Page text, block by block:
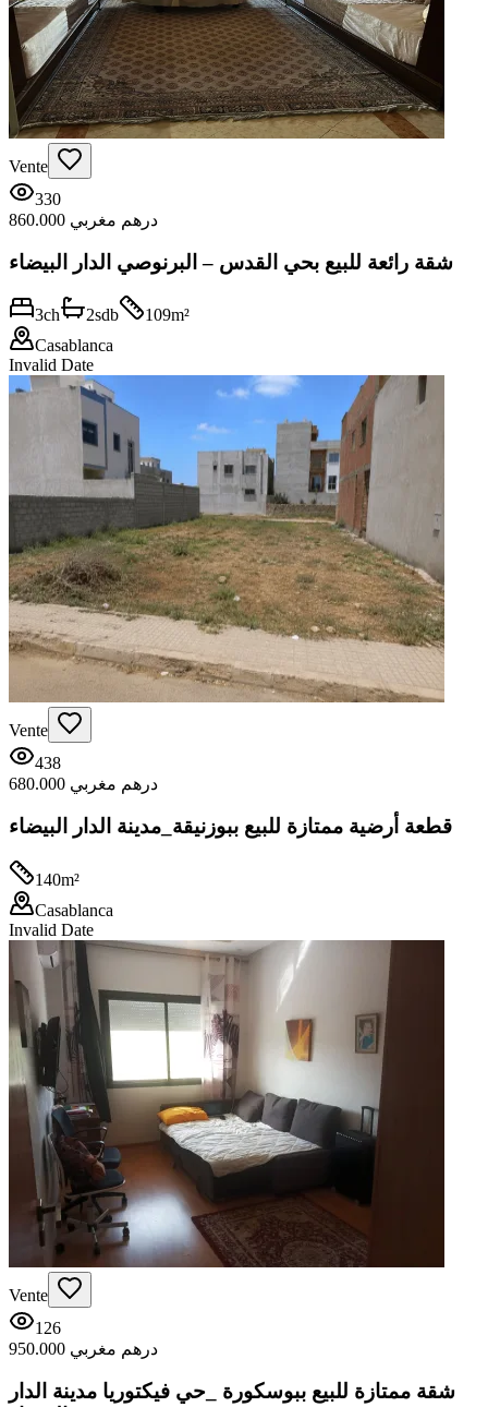
Vente
330
860.000 درهم مغربي
شقة رائعة للبيع بحي القدس – البرنوصي الدار البيضاء
3ch 2sdb 109m²
Casablanca
Invalid Date
Vente
438
680.000 درهم مغربي
قطعة أرضية ممتازة للبيع ببوزنيقة_مدينة الدار البيضاء
140m²
Casablanca
Invalid Date
Vente
126
950.000 درهم مغربي
شقة ممتازة للبيع ببوسكورة _حي فيكتوريا مدينة الدار